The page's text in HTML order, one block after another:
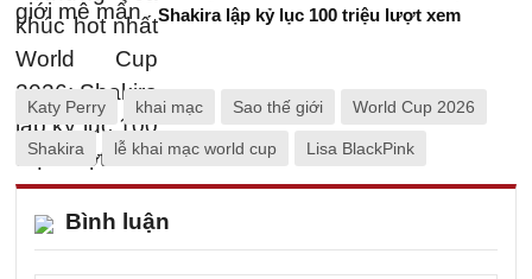
Shakira lập kỷ lục 100 triệu lượt xem
Katy Perry khai mạc Sao thế giới World Cup 2026
Shakira lễ khai mạc world cup Lisa BlackPink
Bình luận